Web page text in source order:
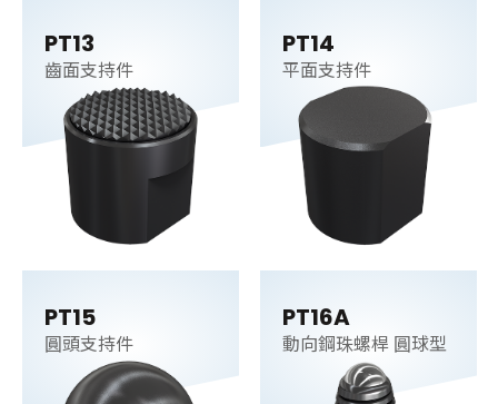
PT13
齒面支持件
PT14
平面支持件
PT15
圓頭支持件
PT16A
動向鋼珠螺桿 圓球型